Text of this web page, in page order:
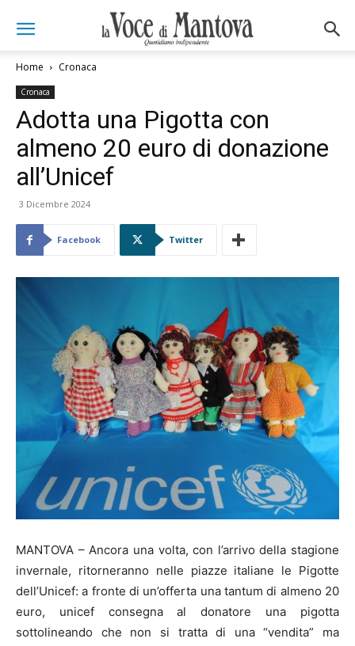
Home Cronaca
Cronaca
Adotta una Pigotta con
almeno 20 euro di donazione
all’Unicef
3 Dicembre 2024
Facebook Twitter
MANTOVA – Ancora una volta, con l’arrivo della stagione
invernale, ritorneranno nelle piazze italiane le Pigotte
dell’Unicef: a fronte di un’offerta una tantum di almeno 20
euro, unicef consegna al donatore una pigotta
sottolineando che non si tratta di una “vendita” ma